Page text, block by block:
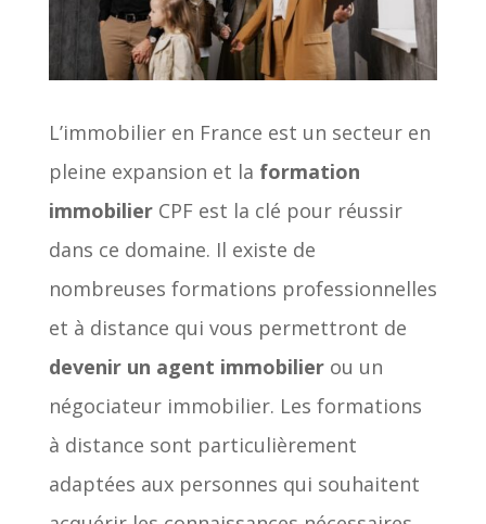
L’immobilier en France est un secteur en
pleine expansion et la formation
immobilierCPF est la clé pour réussir
dans ce domaine. Il existe de
nombreuses formations professionnelles
et à distance qui vous permettront de
devenir un agent immobilierou un
négociateur immobilier. Les formations
à distance sont particulièrement
adaptées aux personnes qui souhaitent